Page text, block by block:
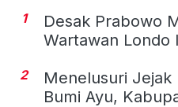
1
Desak Prabowo
Wartawan Londo
2
Menelusuri Jejak
Bumi Ayu,